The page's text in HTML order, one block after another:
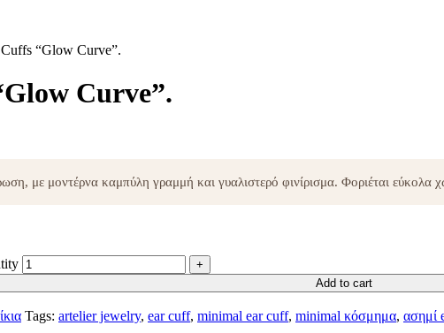
“Glow Curve”.
Curve”.
με μοντέρνα καμπύλη γραμμή και γυαλιστερό φινίρισμα. Φοριέται εύκολα
Add to cart
Tags: artelier jewelry, ear cuff, minimal ear cuff, minimal κόσμημα, ασημί